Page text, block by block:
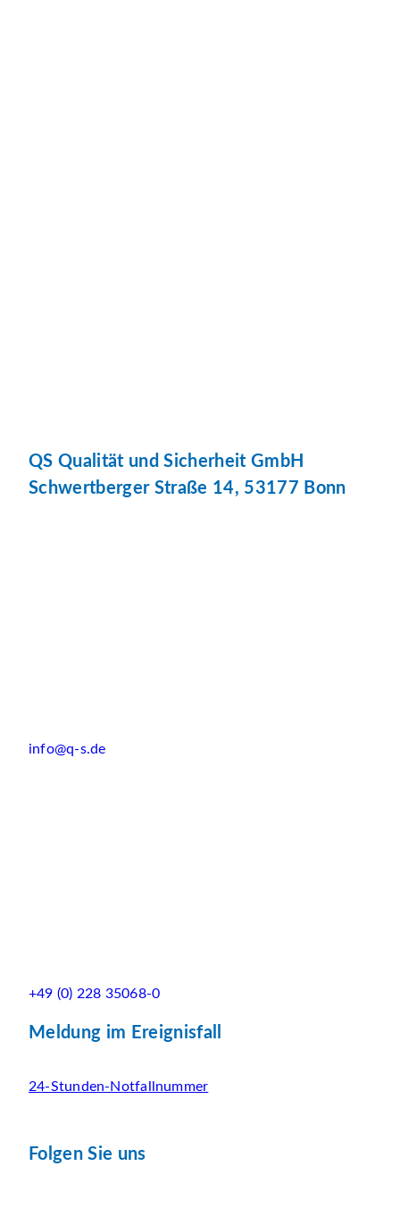
QS Qualität und Sicherheit GmbH
Schwertberger Straße 14, 53177 Bonn
info@q-s.de
+49 (0) 228 35068-0
Meldung im Ereignisfall
24-Stunden-Notfallnummer
Folgen Sie uns